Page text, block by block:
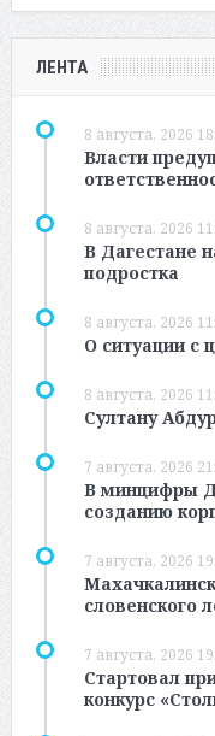
ЛЕНТА
8 августа, 2026
Власти
8 августа, 2026
В Дагестане
подростка
8 августа, 2026
О ситуации с
8 августа, 2026
Султану
7 августа, 2026
В минцифры
созданию
7 августа, 2026
словенского
7 августа, 2026
Стартовал
конкурс